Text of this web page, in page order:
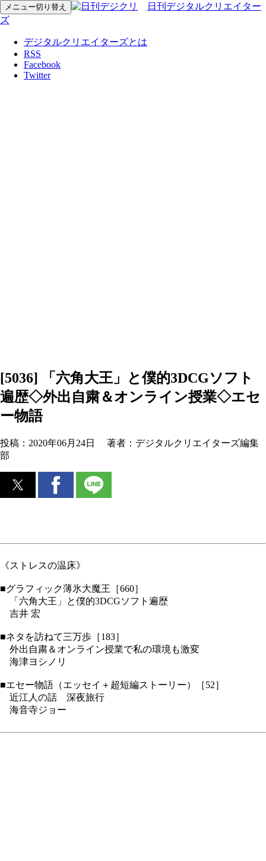
メニュー切り替え
日刊デジタルクリエイター
ズ
デジタルクリエイターズとは
RSS
Facebook
Twitter
[5036] 「六角大王」と僕的3DCGソフト
遍歴◇外出自粛＆オンライン授業◇エセ
ー物語
投稿： 2020年06月24日 著者： デジタルクリエイターズ編集
部
《ストレスの温床》
■グラフィック薄氷大魔王［660］
「六角大王」と僕的3DCGソフト遍歴
吉井 宏
■ネタを訪ねて三万歩［183］
外出自粛＆オンライン授業で私の環境も激変
海津ヨシノリ
■エセー物語（エッセイ＋超短編ストーリー）［52］
近江人の話 深夜旅行
海音寺ジョー